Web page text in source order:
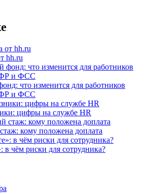
hh.ru
что изменится для работников
и ФСС
цифры на службе HR
кому положена доплата
в чём риски для сотрудника?